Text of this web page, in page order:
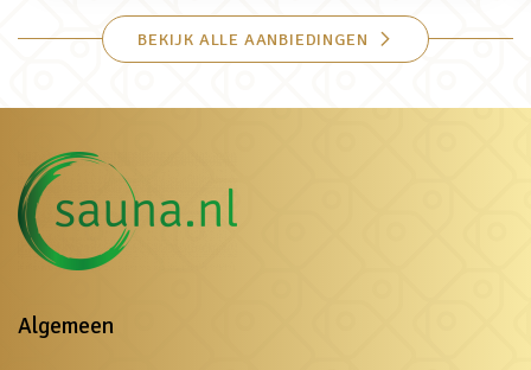
BEKIJK ALLE AANBIEDINGEN
Algemeen